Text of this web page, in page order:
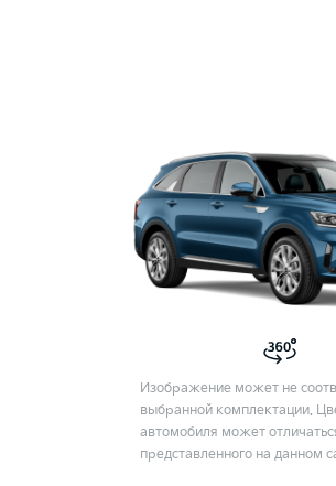
Изображение может не
выбранной комплектации.
автомобиля может
представленного на данном